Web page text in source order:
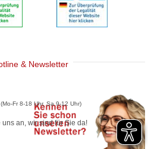
& Newsletter
(Mo-Fr 8-18 Uhr, Sa 9-12 Uhr)
uns an, wir sind für Sie da!